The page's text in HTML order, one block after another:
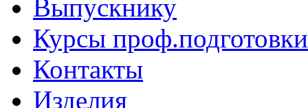
Выпускнику
Курсы проф.подготовки
Контакты
Изделия